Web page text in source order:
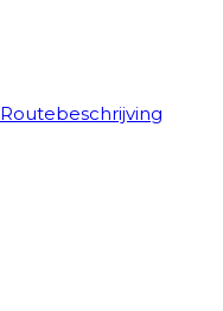
Routebeschrijving